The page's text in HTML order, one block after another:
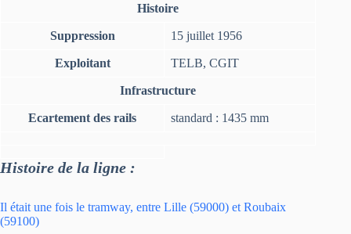
Histoire
Suppression 15 juillet 1956
Exploitant TELB, CGIT
Infrastructure
Ecartement des rails standard : 1435 mm
Histoire de la ligne :
Il était une fois le tramway, entre Lille (59000) et Roubaix
(59100)